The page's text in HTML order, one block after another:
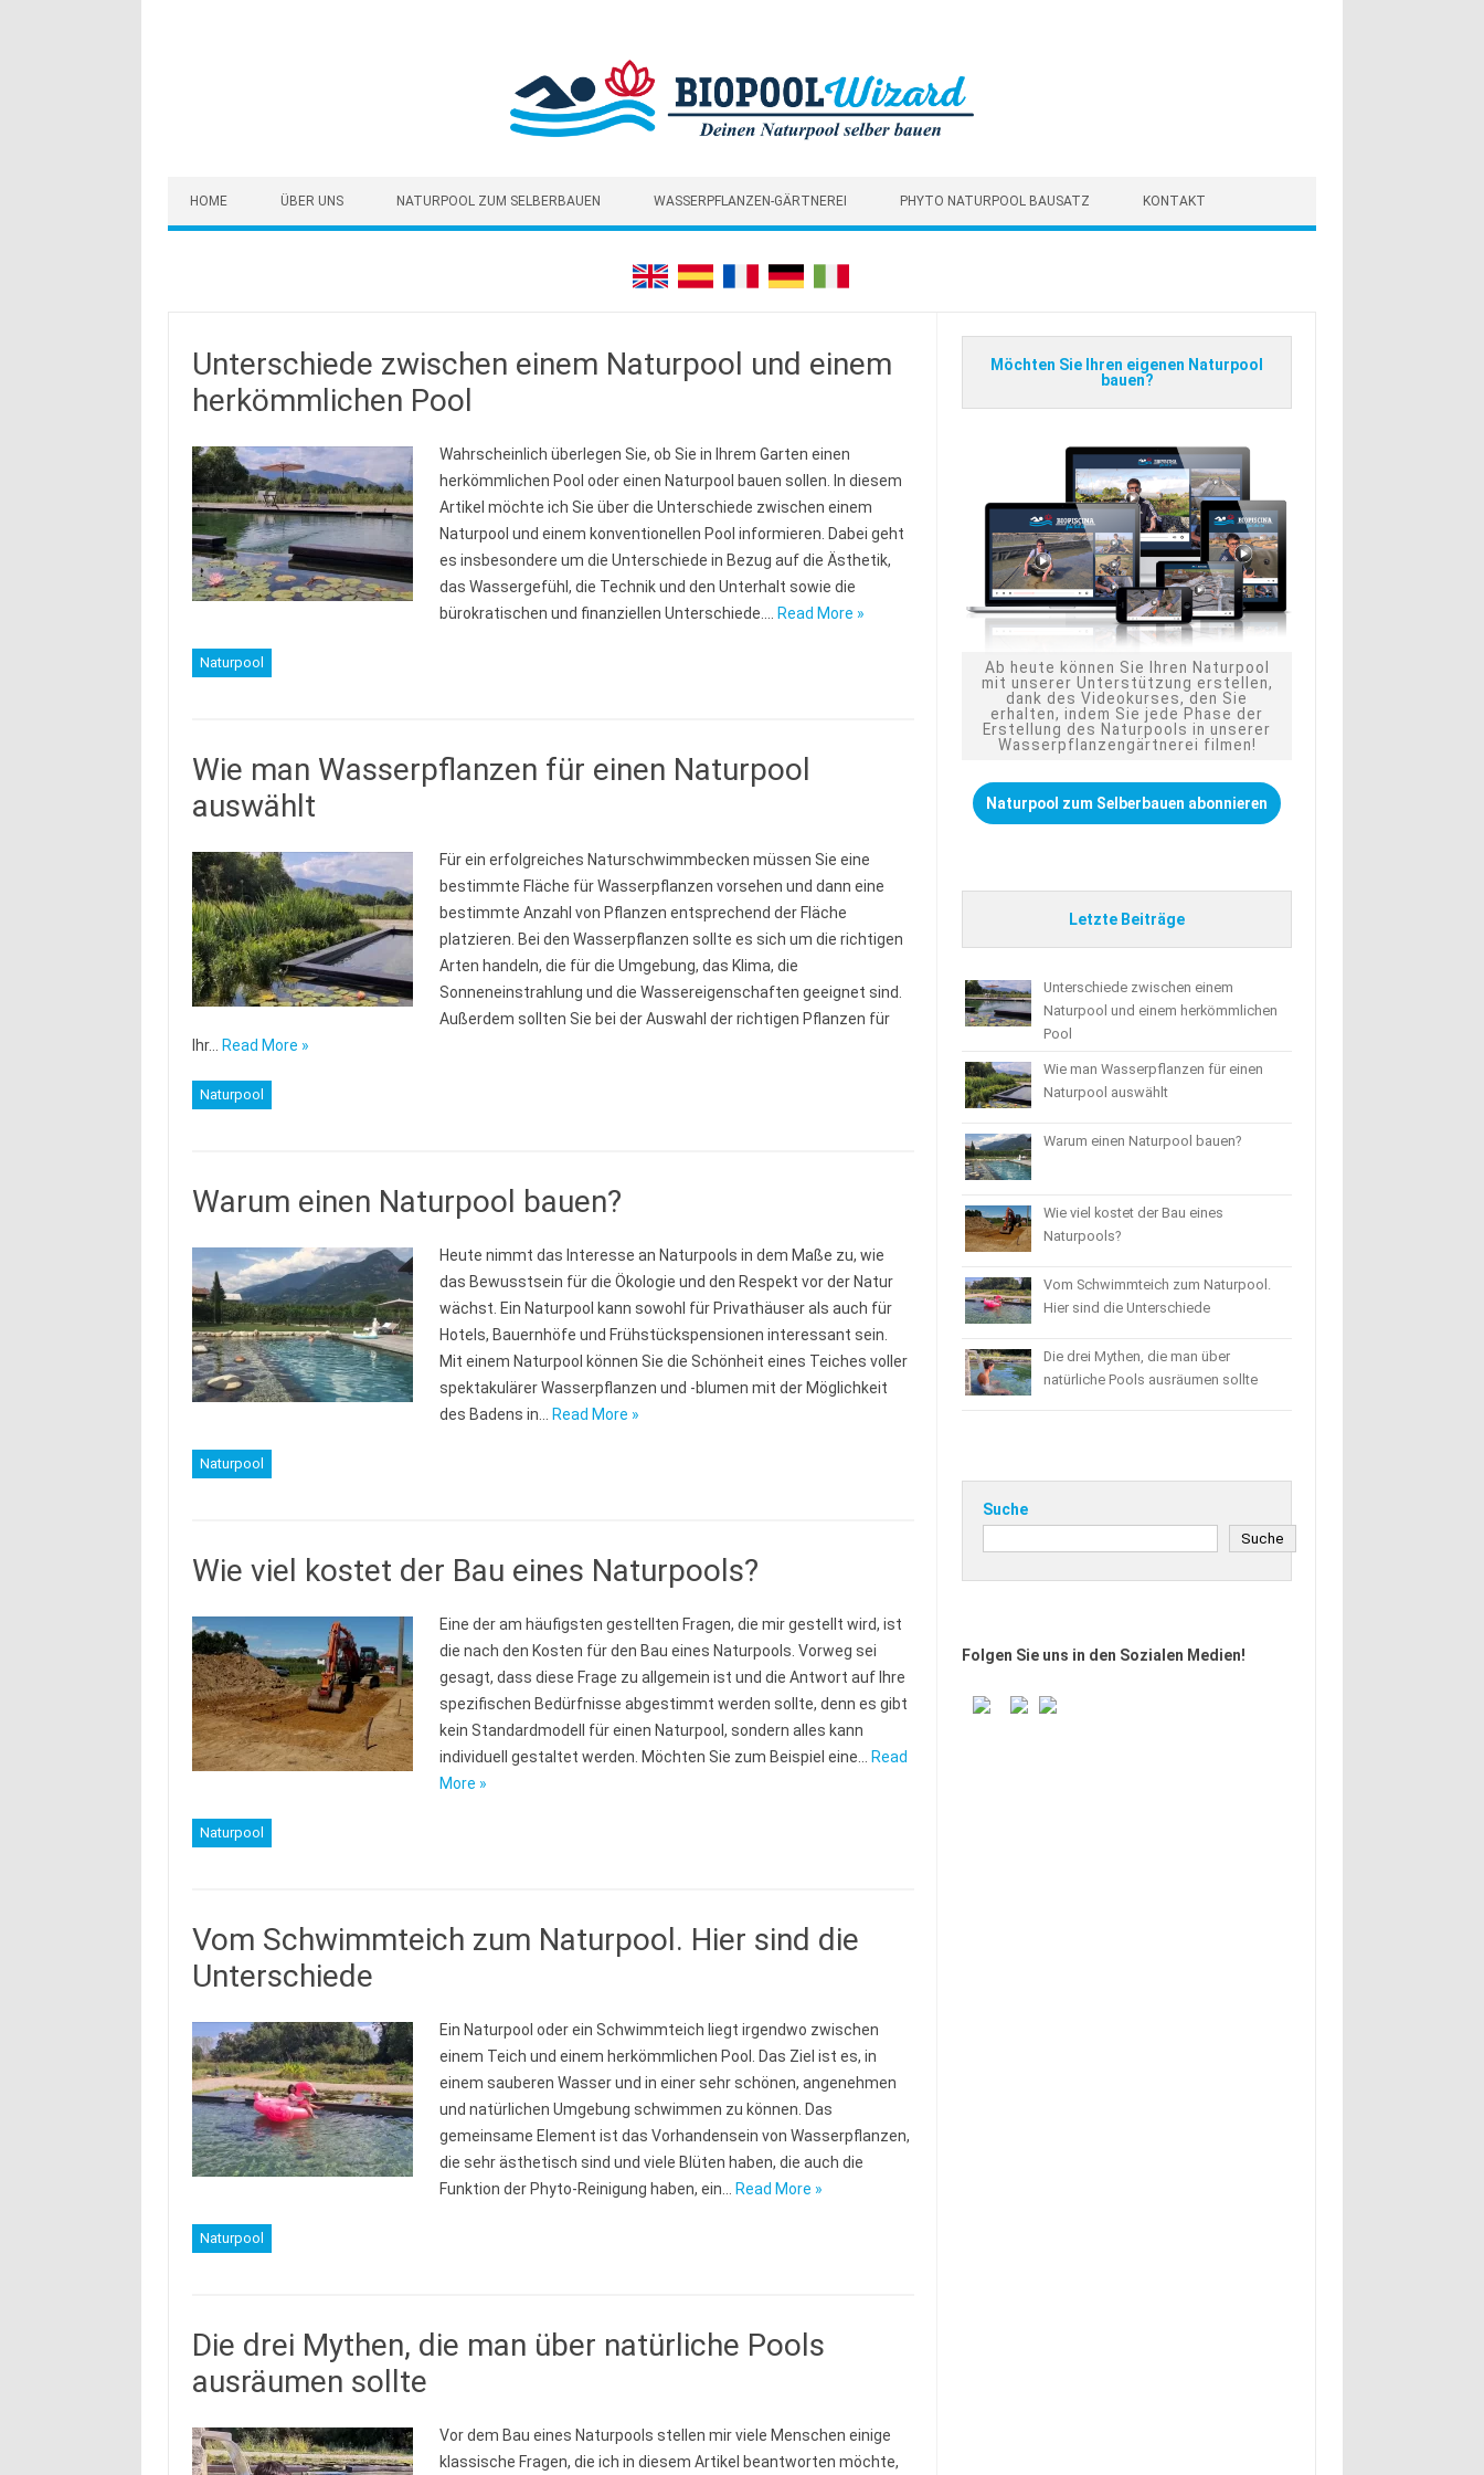
HOME ÜBER UNS NATURPOOL ZUM SELBERBAUEN WASSERPFLANZEN-GÄRTNEREI PHYTO NATURPOOL BAUSATZ KONTAKT
Unterschiede zwischen einem Naturpool und einem
herkömmlichen Pool
Wahrscheinlich überlegen Sie, ob Sie in Ihrem Garten einen
herkömmlichen Pool oder einen Naturpool bauen sollen. In diesem
Artikel möchte ich Sie über die Unterschiede zwischen einem
Naturpool und einem konventionellen Pool informieren. Dabei geht
es insbesondere um die Unterschiede in Bezug auf die Ästhetik,
das Wassergefühl, die Technik und den Unterhalt sowie die
bürokratischen und finanziellen Unterschiede.… Read More »
Naturpool
Wie man Wasserpflanzen für einen Naturpool
auswählt
Für ein erfolgreiches Naturschwimmbecken müssen Sie eine
bestimmte Fläche für Wasserpflanzen vorsehen und dann eine
bestimmte Anzahl von Pflanzen entsprechend der Fläche
platzieren. Bei den Wasserpflanzen sollte es sich um die richtigen
Arten handeln, die für die Umgebung, das Klima, die
Sonneneinstrahlung und die Wassereigenschaften geeignet sind.
Außerdem sollten Sie bei der Auswahl der richtigen Pflanzen für
Ihr… Read More »
Naturpool
Warum einen Naturpool bauen?
Heute nimmt das Interesse an Naturpools in dem Maße zu, wie
das Bewusstsein für die Ökologie und den Respekt vor der Natur
wächst. Ein Naturpool kann sowohl für Privathäuser als auch für
Hotels, Bauernhöfe und Frühstückspensionen interessant sein.
Mit einem Naturpool können Sie die Schönheit eines Teiches voller
spektakulärer Wasserpflanzen und -blumen mit der Möglichkeit
des Badens in… Read More »
Naturpool
Wie viel kostet der Bau eines Naturpools?
Eine der am häufigsten gestellten Fragen, die mir gestellt wird, ist
die nach den Kosten für den Bau eines Naturpools. Vorweg sei
gesagt, dass diese Frage zu allgemein ist und die Antwort auf Ihre
spezifischen Bedürfnisse abgestimmt werden sollte, denn es gibt
kein Standardmodell für einen Naturpool, sondern alles kann
individuell gestaltet werden. Möchten Sie zum Beispiel eine… Read
More »
Naturpool
Vom Schwimmteich zum Naturpool. Hier sind die
Unterschiede
Ein Naturpool oder ein Schwimmteich liegt irgendwo zwischen
einem Teich und einem herkömmlichen Pool. Das Ziel ist es, in
einem sauberen Wasser und in einer sehr schönen, angenehmen
und natürlichen Umgebung schwimmen zu können. Das
gemeinsame Element ist das Vorhandensein von Wasserpflanzen,
die sehr ästhetisch sind und viele Blüten haben, die auch die
Funktion der Phyto-Reinigung haben, ein… Read More »
Naturpool
Die drei Mythen, die man über natürliche Pools
ausräumen sollte
Vor dem Bau eines Naturpools stellen mir viele Menschen einige
klassische Fragen, die ich in diesem Artikel beantworten möchte,
Möchten Sie Ihren eigenen Naturpool
bauen?
Ab heute können Sie Ihren Naturpool
mit unserer Unterstützung erstellen,
dank des Videokurses, den Sie
erhalten, indem Sie jede Phase der
Erstellung des Naturpools in unserer
Wasserpflanzengärtnerei filmen!
Naturpool zum Selberbauen abonnieren
Letzte Beiträge
Unterschiede zwischen einem
Naturpool und einem herkömmlichen
Pool
Wie man Wasserpflanzen für einen
Naturpool auswählt
Warum einen Naturpool bauen?
Wie viel kostet der Bau eines
Naturpools?
Vom Schwimmteich zum Naturpool.
Hier sind die Unterschiede
Die drei Mythen, die man über
natürliche Pools ausräumen sollte
Suche
Suche
Suche
Folgen Sie uns in den Sozialen Medien!